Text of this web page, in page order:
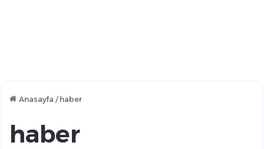
Anasayfa / haber
haber